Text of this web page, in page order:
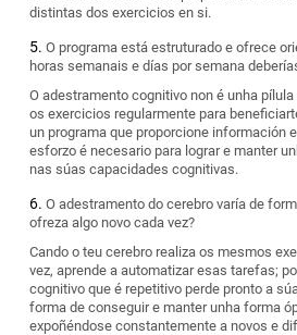
distintas dos exercicios en si.
O programa está estruturado e ofrece
horas semanais e días por semana
O adestramento cognitivo non é unha
os exercicios regularmente para
un programa que proporcione información
esforzo é necesario para lograr e manter
nas súas capacidades cognitivas.
O adestramento do cerebro varía de
ofreza algo novo cada vez?
Cando o teu cerebro realiza os mesmos
vez, aprende a automatizar esas tarefas;
cognitivo que é repetitivo perde pronto a
forma de conseguir e manter unha forma
expoñéndose constantemente a novos e